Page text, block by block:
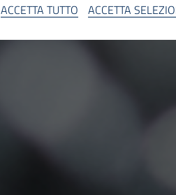
ACCETTA TUTTO ACCETTA